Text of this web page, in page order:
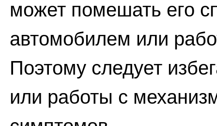
может помешать его
автомобилем или
Поэтому следует
или работы с